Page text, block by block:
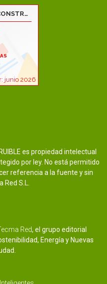
es propiedad intelectual
por ley. No está permitido
referencia a la fuente y sin
Red S.L.
Red, el grupo editorial
Energía y Nuevas